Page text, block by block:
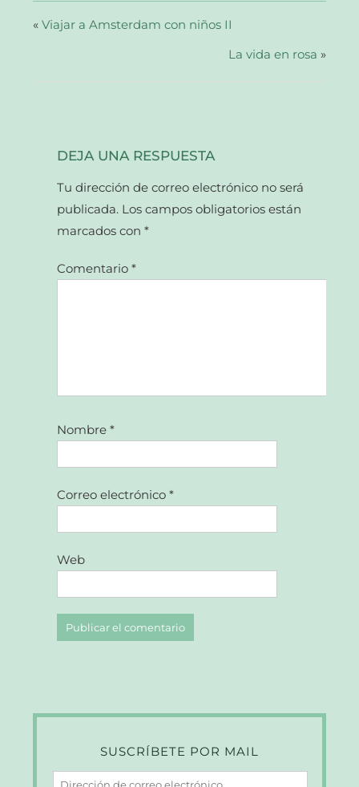
abre
en
«Viajar a Amsterdam con niños II
La vida en rosa »
DEJA UNA RESPUESTA
Tu dirección de correo electrónico no será
publicada. Los campos obligatorios están
marcados con*
Comentario*
Nombre*
Correo electrónico*
Web
SUSCRÍBETE POR MAIL
Dirección